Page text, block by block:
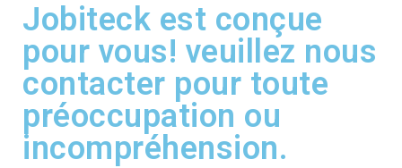
Jobiteck est conçue
pour vous! veuillez nous
contacter pour toute
préoccupation ou
incompréhension.